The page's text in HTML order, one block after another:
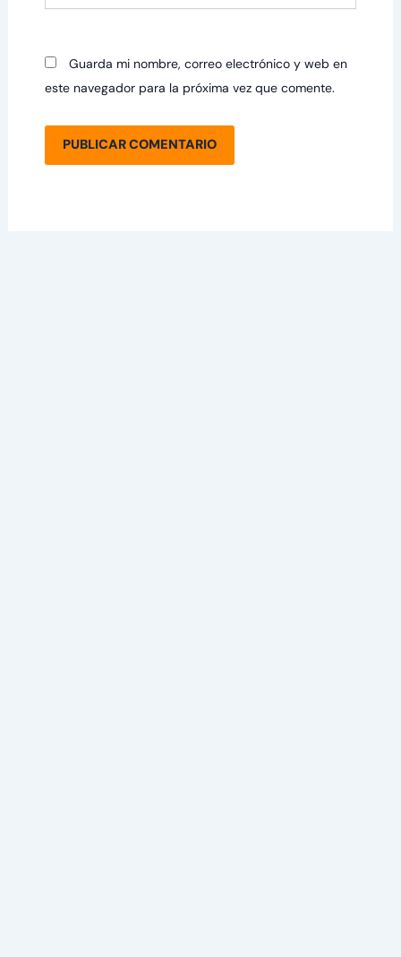
Guarda mi nombre, correo electrónico y web en
este navegador para la próxima vez que comente.